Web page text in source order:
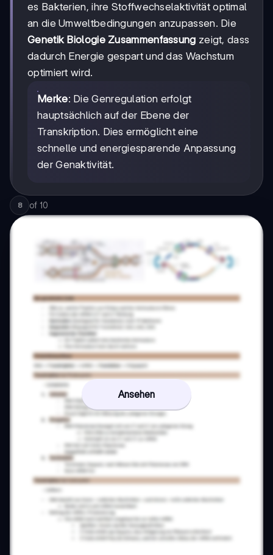
es Bakterien, ihre Stoffwechselaktivität optimal
an die Umweltbedingungen anzupassen. Die
Genetik Biologie Zusammenfassung zeigt, dass
dadurch Energie gespart und das Wachstum
optimiert wird.
Merke: Die Genregulation erfolgt
hauptsächlich auf der Ebene der
Transkription. Dies ermöglicht eine
schnelle und energiesparende Anpassung
der Genaktivität.
8 of 10
Ansehen